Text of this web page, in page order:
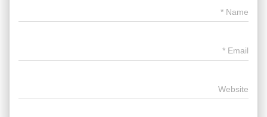
Name
*
Email
*
Website